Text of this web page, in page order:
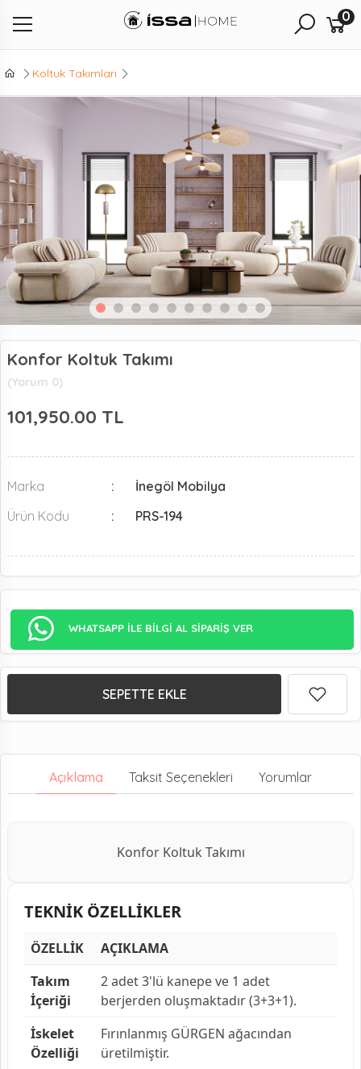
0
Koltuk Takımları
Konfor Koltuk Takımı
(Yorum 0)
101,950.00 TL
Marka
İnegöl Mobilya
Ürün Kodu
PRS-194
WHATSAPP İLE BİLGİ AL SİPARİŞ VER
SEPETTE EKLE
Açıklama Taksit Seçenekleri Yorumlar
Konfor Koltuk Takımı
TEKNİK ÖZELLİKLER
ÖZELLİK
AÇIKLAMA
Takım
İçeriği
2 adet 3'lü kanepe ve 1 adet
berjerden oluşmaktadır (3+3+1).
İskelet
Özelliği
Fırınlanmış GÜRGEN ağacından
üretilmiştir.